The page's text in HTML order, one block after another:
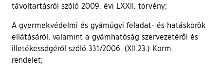
távoltartásról szóló 2009. évi LXXII. törvény;
A gyermekvédelmi és gyámügyi feladat- és hatáskörök
ellátásáról, valamint a gyámhatóság szervezetéről és
illetékességéről szóló 331/2006. (XII.23.) Korm.
rendelet;